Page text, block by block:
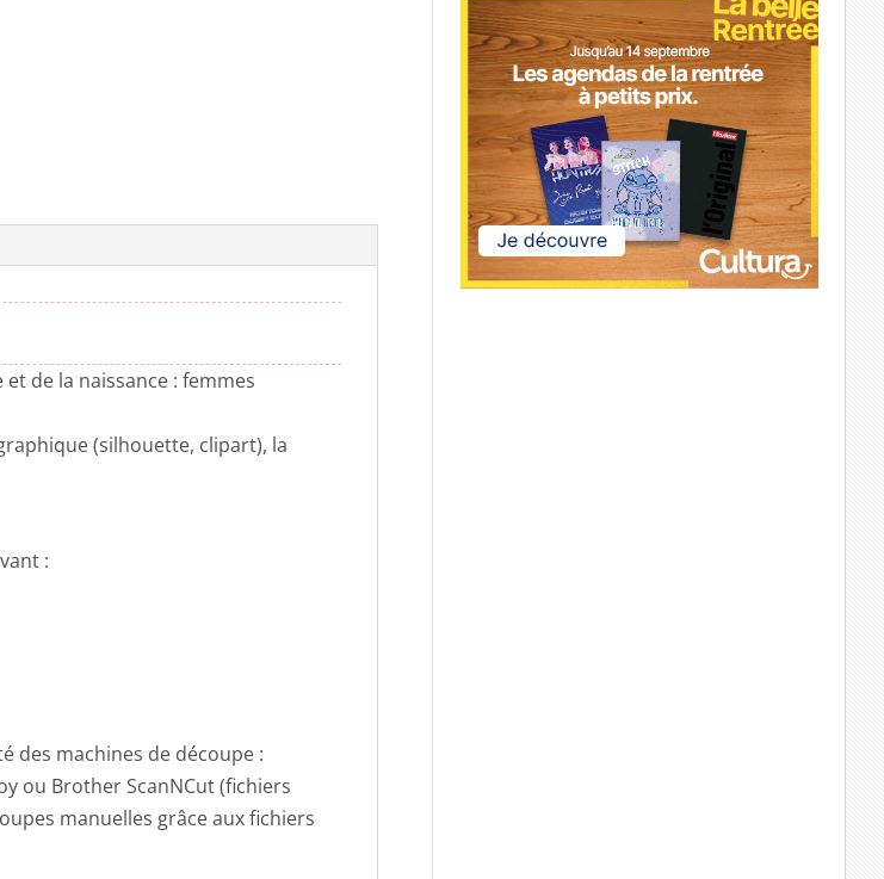
de la naissance : femmes
(silhouette, clipart), la
:
des machines de découpe :
ou Brother ScanNCut (fichiers
manuelles grâce aux fichiers